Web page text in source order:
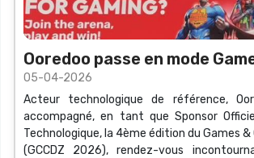
Ooredoo passe en mode
tant que Sponsor Officiel
05-04-2026
Acteur technologique de référence,
accompagné, en tant que Sponsor
Technologique, la 4ème édition du Games &
(GCCDZ 2026), rendez-vous